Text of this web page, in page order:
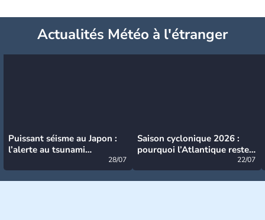
Actualités Météo à l'étranger
Puissant séisme au Japon :
l’alerte au tsunami
28/07
Saison cyclonique 2026 :
pourquoi l’Atlantique reste
22/07